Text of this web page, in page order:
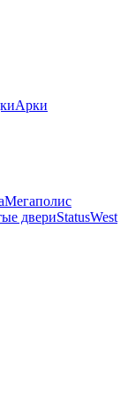
Арки
Мегаполис
двериStatusWest